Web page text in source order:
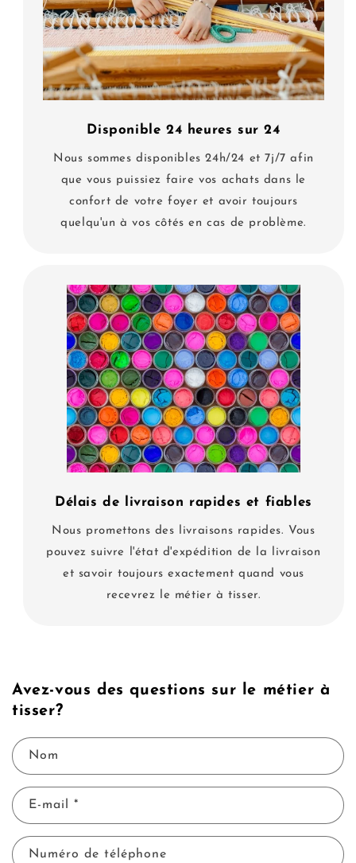
Disponible 24 heures sur 24
Nous sommes disponibles 24h/24 et 7j/7 afin
que vous puissiez faire vos achats dans le
confort de votre foyer et avoir toujours
quelqu'un à vos côtés en cas de problème.
Délais de livraison rapides et fiables
Nous promettons des livraisons rapides. Vous
pouvez suivre l'état d'expédition de la livraison
et savoir toujours exactement quand vous
recevrez le métier à tisser.
Avez-vous des questions sur le métier à
tisser?
Nom
E-mail *
Numéro de téléphone